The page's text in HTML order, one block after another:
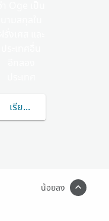
เรียนรู้เพิ่มเติมเกี่ยวกับ
น้อยลง